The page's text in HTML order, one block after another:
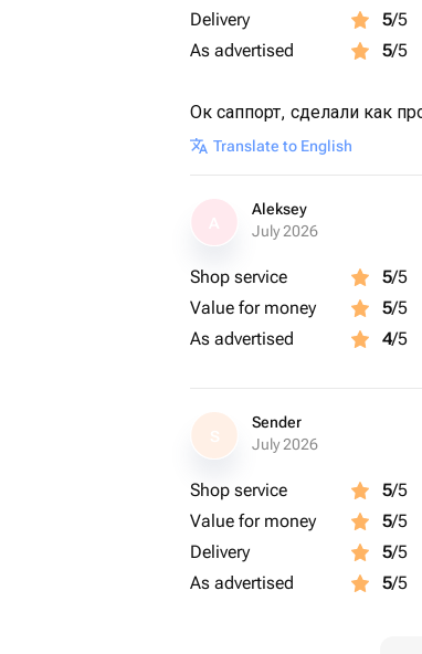
Delivery
5/5
As advertised
5/5
Ок саппорт, сделали как
Translate to English
Aleksey
July 2026
Shop service 5/5
Value for money
5/5
As advertised
4/5
S
Sender
July 2026
Shop service 5/5
Value for money
5/5
Delivery
5/5
As advertised
5/5